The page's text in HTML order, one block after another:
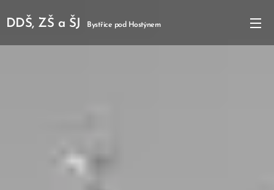
DDŠ, ZŠ a ŠJ Bystřice pod Hostýnem